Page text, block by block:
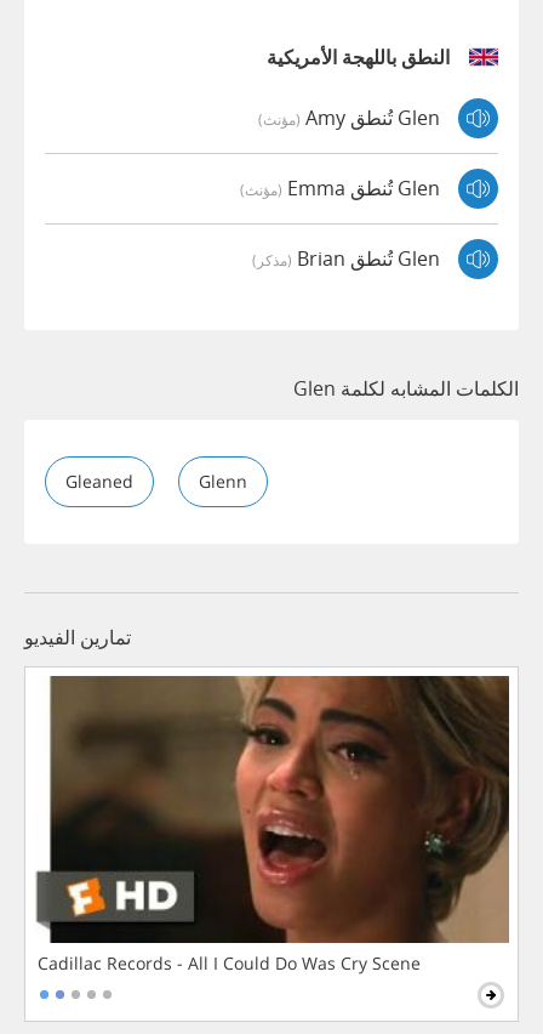
النطق باللهجة الأمريكية
Glen تُنطق Amy (مؤنث)
Glen تُنطق Emma (مؤنث)
Glen تُنطق Brian (مذكر)
الكلمات المشابه لكلمة Glen
Gleaned Glenn
تمارين الفيديو
Cadillac Records - All I Could Do Was Cry Scene